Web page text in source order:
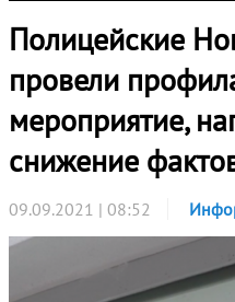
Полицейские
провели
мероприятие,
снижение
09.09.2021 | 08:52